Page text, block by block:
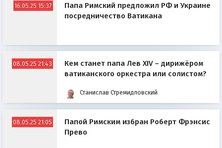
16.05.25 15:37
Папа Римский предложил РФ и Украине
посредничество Ватикана
08.05.25 21:43
Кем станет папа Лев XIV – дирижёром
ватиканского оркестра или солистом?
Станислав Стремидловский
08.05.25 21:05
Папой Римским избран Роберт Фрэнсис
Прево